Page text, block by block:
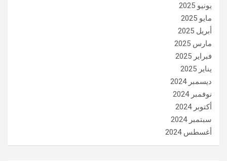
يونيو 2025
مايو 2025
أبريل 2025
مارس 2025
فبراير 2025
يناير 2025
ديسمبر 2024
نوفمبر 2024
أكتوبر 2024
سبتمبر 2024
أغسطس 2024